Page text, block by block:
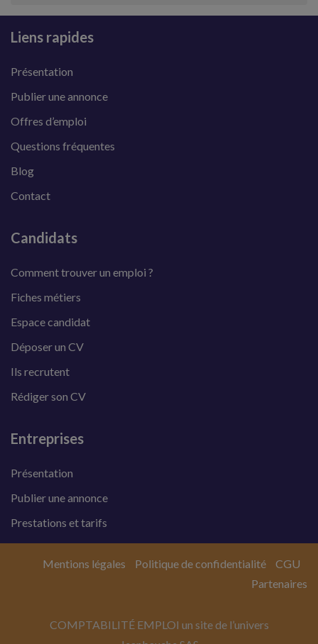
Liens rapides
Présentation
Publier une annonce
Offres d’emploi
Questions fréquentes
Blog
Contact
Candidats
Comment trouver un emploi ?
Fiches métiers
Espace candidat
Déposer un CV
Ils recrutent
Rédiger son CV
Entreprises
Présentation
Publier une annonce
Prestations et tarifs
COMPTABILITÉ EMPLOI un site de l’univers
Mentions légales Politique de confidentialité
CGU
Partenaires